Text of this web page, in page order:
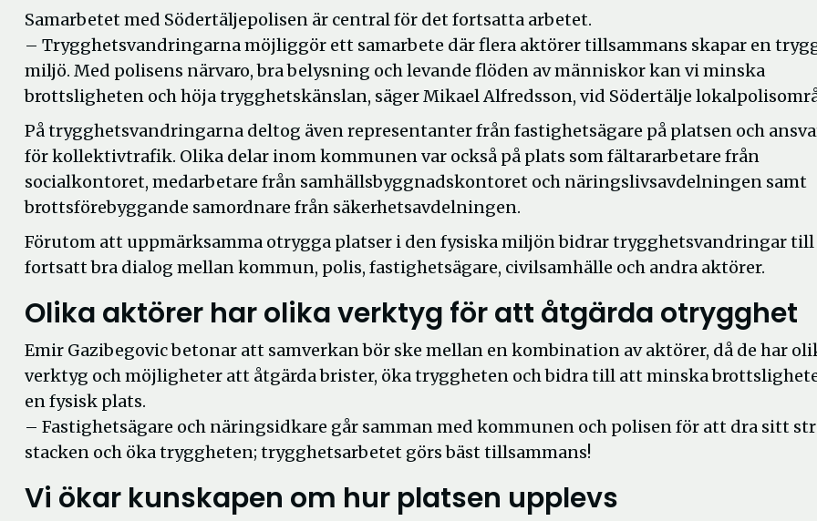
Samarbetet med Södertäljepolisen är central för det fortsatta arbetet.
– Trygghetsvandringarna möjliggör ett samarbete där flera aktörer tillsammans skapar en
miljö. Med polisens närvaro, bra belysning och levande flöden av människor kan vi minska
brottsligheten och höja trygghetskänslan, säger Mikael Alfredsson, vid Södertälje
På trygghetsvandringarna deltog även representanter från fastighetsägare på platsen och
för kollektivtrafik. Olika delar inom kommunen var också på plats som fältararbetare från
socialkontoret, medarbetare från samhällsbyggnadskontoret och näringslivsavdelningen samt
brottsförebyggande samordnare från säkerhetsavdelningen.
Förutom att uppmärksamma otrygga platser i den fysiska miljön bidrar trygghetsvandringar till
fortsatt bra dialog mellan kommun, polis, fastighetsägare, civilsamhälle och andra aktörer.
Olika aktörer har olika verktyg för att åtgärda otrygghet
Emir Gazibegovic betonar att samverkan bör ske mellan en kombination av aktörer, då de har
verktyg och möjligheter att åtgärda brister, öka tryggheten och bidra till att minska
en fysisk plats.
– Fastighetsägare och näringsidkare går samman med kommunen och polisen för att dra sitt
stacken och öka tryggheten; trygghetsarbetet görs bäst tillsammans!
Vi ökar kunskapen om hur platsen upplevs